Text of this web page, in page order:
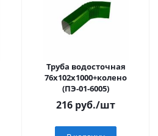
Труба водосточная
76х102х1000+колено
(ПЭ-01-6005)
216 руб./шт